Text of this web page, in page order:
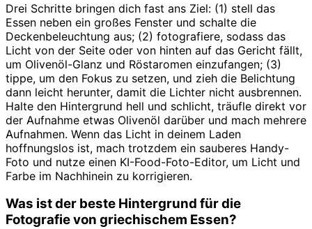
Drei Schritte bringen dich fast ans Ziel: (1) stell das
Essen neben ein großes Fenster und schalte die
Deckenbeleuchtung aus; (2) fotografiere, sodass das
Licht von der Seite oder von hinten auf das Gericht fällt,
um Olivenöl-Glanz und Röstaromen einzufangen; (3)
tippe, um den Fokus zu setzen, und zieh die Belichtung
dann leicht herunter, damit die Lichter nicht ausbrennen.
Halte den Hintergrund hell und schlicht, träufle direkt vor
der Aufnahme etwas Olivenöl darüber und mach mehrere
Aufnahmen. Wenn das Licht in deinem Laden
hoffnungslos ist, mach trotzdem ein sauberes Handy-
Foto und nutze einen KI-Food-Foto-Editor, um Licht und
Farbe im Nachhinein zu korrigieren.
Was ist der beste Hintergrund für die
Fotografie von griechischem Essen?